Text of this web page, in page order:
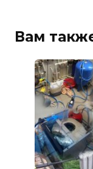
Вам